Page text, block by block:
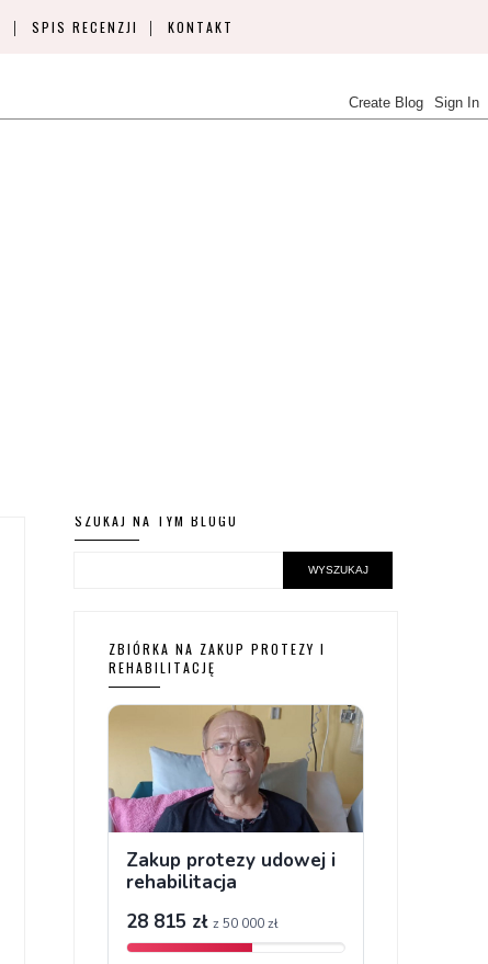
SPIS RECENZJI KONTAKT
SZUKAJ NA TYM BLOGU
ZBIÓRKA NA ZAKUP PROTEZY I
REHABILITACJĘ